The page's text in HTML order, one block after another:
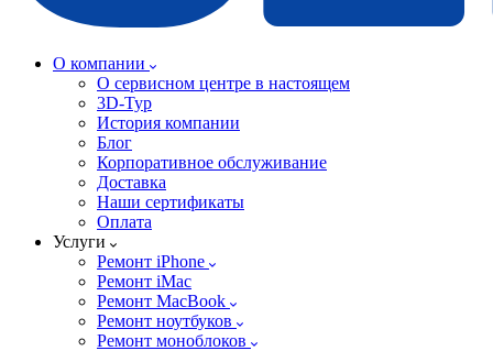
О компании
О сервисном центре в настоящем
3D-Тур
История компании
Блог
Корпоративное обслуживание
Доставка
Наши сертификаты
Оплата
Услуги
Ремонт iPhone
Ремонт iMac
Ремонт MacBook
Ремонт ноутбуков
Ремонт моноблоков